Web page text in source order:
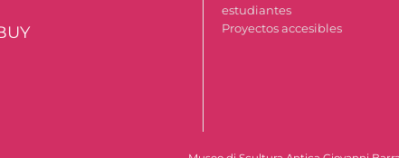
estudiantes
Proyectos accesibles